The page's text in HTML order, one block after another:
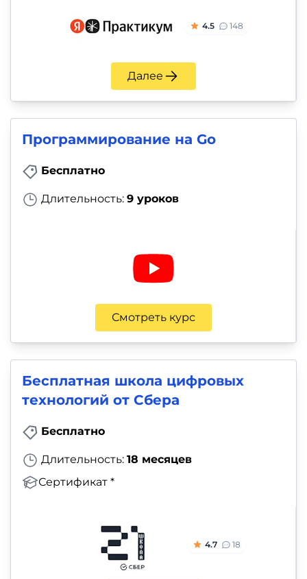
4.5 148
Далее
Программирование на Go
Бесплатно
Длительность: 9 уроков
Смотреть курс
Бесплатная школа цифровых
технологий от Сбера
Бесплатно
Длительность: 18 месяцев
Сертификат *
4.7 18